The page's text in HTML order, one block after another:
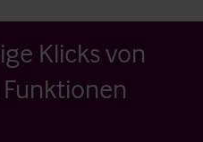
Klicks von